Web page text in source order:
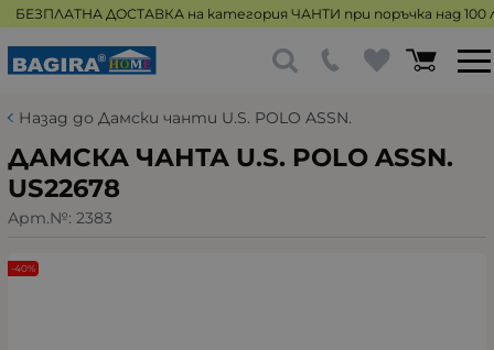
БЕЗПЛАТНА ДОСТАВКА на категория ЧАНТИ при поръчка над 100
Назад до Дамски чанти U.S. POLO ASSN.
ДАМСКА ЧАНТА U.S. POLO ASSN.
US22678
Арт.№: 2383
-40%